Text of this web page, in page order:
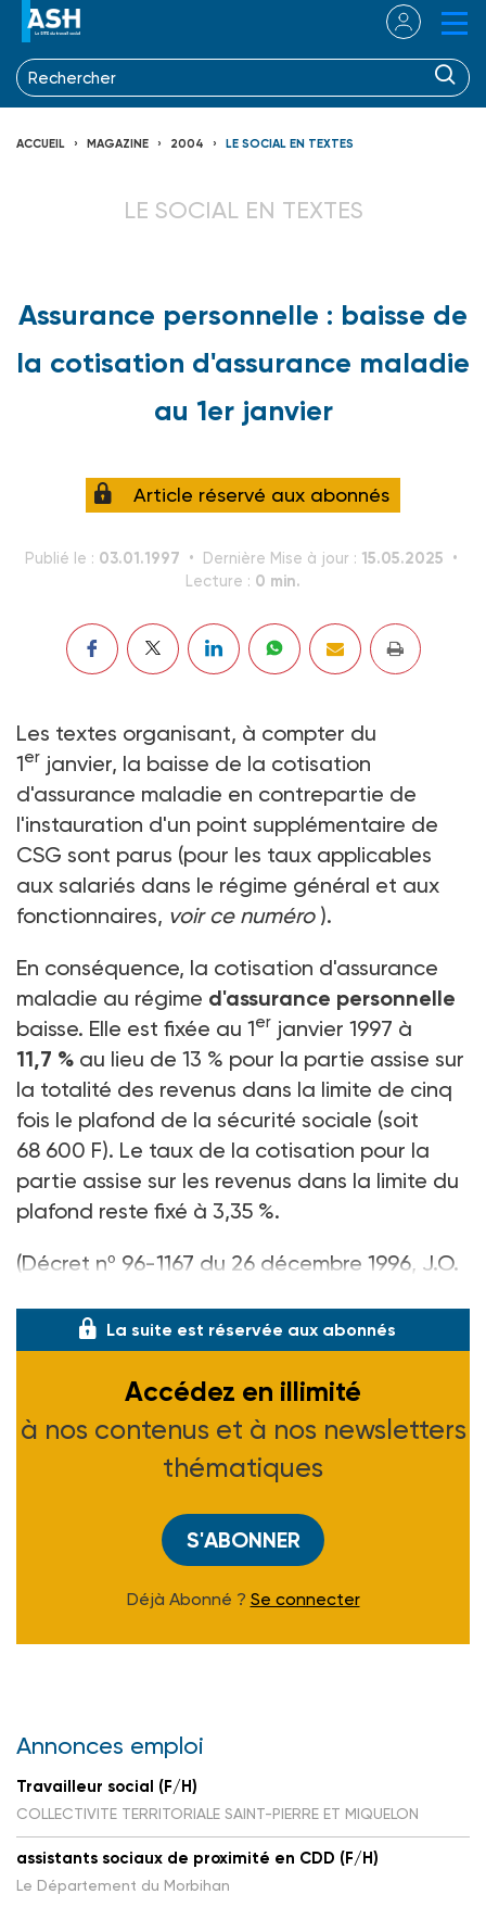
ACCUEIL MAGAZINE 2004 LE SOCIAL EN TEXTES
LE SOCIAL EN TEXTES
Assurance personnelle : baisse de
la cotisation d'assurance maladie
au 1er janvier
Article réservé aux abonnés
Publié le : 03.01.1997 Dernière Mise à jour : 15.05.2025
Lecture : 0 min.
Les textes organisant, à compter du
1er janvier, la baisse de la cotisation
d'assurance maladie en contrepartie de
l'instauration d'un point supplémentaire de
CSG sont parus (pour les taux applicables
aux salariés dans le régime général et aux
fonctionnaires, voir ce numéro ).
En conséquence, la cotisation d'assurance
maladie au régime d'assurance personnelle
baisse. Elle est fixée au 1er janvier 1997 à
11,7 % au lieu de 13 % pour la partie assise sur
la totalité des revenus dans la limite de cinq
fois le plafond de la sécurité sociale (soit
68 600 F). Le taux de la cotisation pour la
partie assise sur les revenus dans la limite du
plafond reste fixé à 3,35 %.
(Décret nº 96-1167 du 26 décembre 1996, J.O.
La suite est réservée aux abonnés
Accédez en illimité
à nos contenus et à nos newsletters
thématiques
S'ABONNER
Déjà Abonné ? Se connecter
Annonces emploi
Travailleur social (F/H)
COLLECTIVITE TERRITORIALE SAINT-PIERRE ET MIQUELON
assistants sociaux de proximité en CDD (F/H)
Le Département du Morbihan